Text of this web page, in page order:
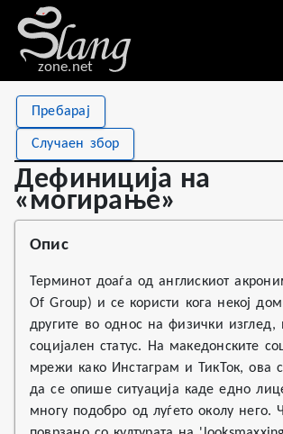
zone.net
Пребарај
Случаен збор
Дефиниција на
«могирање»
Дефиниција на «могирање»
Stat
Value
Views
Definitions 1
First seen
2026
Опис
Терминот доаѓа од англискиот
Of Group) и се користи кога некој
другите во однос на физички изглед,
социјален статус. На македонските
мрежи како Инстаграм и ТикТок, ова
да се опише ситуација каде едно
многу подобро од луѓето околу него.